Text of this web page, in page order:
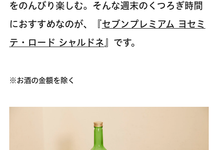
をのんびり楽しむ。そんな週末のくつろぎ時間
におすすめなのが、『セブンプレミアム ヨセミ
テ・ロード シャルドネ』です。
※お酒の金額を除く